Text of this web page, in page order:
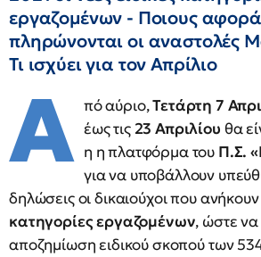
εργαζομένων - Ποιους
πληρώνονται οι αναστολές
Τι ισχύει για τον Απρίλιο
Α πό αύριο,Τετάρτη 7
έως τις 23 Απριλίου θα
η η πλατφόρμα του Π.Σ.
για να υποβάλλουν
δηλώσεις οι δικαιούχοι που
κατηγορίες εργαζομένων, ώστε
αποζημίωση ειδικού σκοπού των